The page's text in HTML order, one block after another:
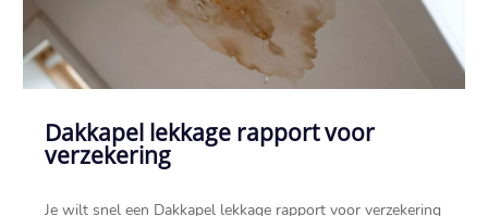
Dakkapel lekkage rapport voor
verzekering
Je wilt snel een Dakkapel lekkage rapport voor verzekering